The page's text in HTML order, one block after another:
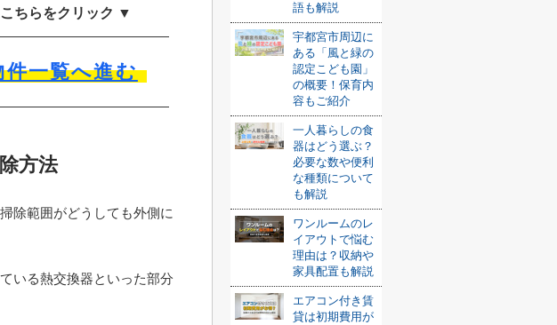
ちらをクリック ▼
件一覧へ進む
方法
除範囲がどうしても外側に
いる熱交換器といった部分
語も解説
宇都宮市周辺に
ある「風と緑の
認定こども園」
の概要！保育内
容もご紹介
一人暮らしの食
器はどう選ぶ？
必要な数や便利
な種類について
も解説
ワンルームのレ
イアウトで悩む
理由は？収納や
家具配置も解説
エアコン付き賃
貸は初期費用が